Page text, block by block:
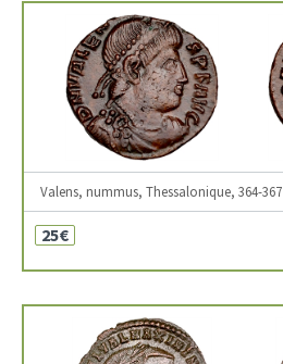
Valens, nummus, Thessalonique, 364-367
25€